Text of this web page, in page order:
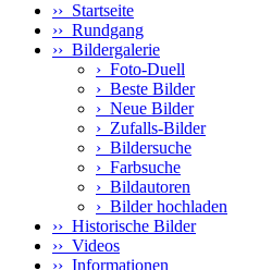
›› Startseite
›› Rundgang
›› Bildergalerie
› Foto-Duell
› Beste Bilder
› Neue Bilder
› Zufalls-Bilder
› Bildersuche
› Farbsuche
› Bildautoren
› Bilder hochladen
›› Historische Bilder
›› Videos
›› Informationen